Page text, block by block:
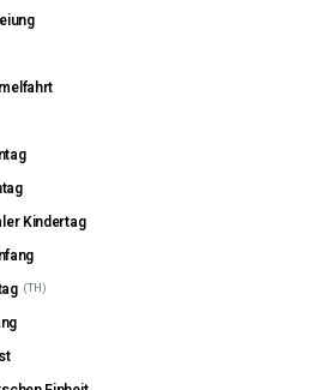
Kindertag
(TH)